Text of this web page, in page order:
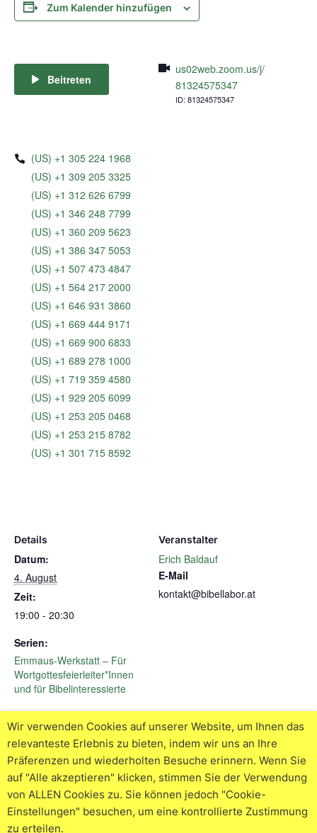
Zum Kalender hinzufügen
Beitreten
us02web.zoom.us/j/
81324575347
ID: 81324575347
(US) +1 305 224 1968
(US) +1 309 205 3325
(US) +1 312 626 6799
(US) +1 346 248 7799
(US) +1 360 209 5623
(US) +1 386 347 5053
(US) +1 507 473 4847
(US) +1 564 217 2000
(US) +1 646 931 3860
(US) +1 669 444 9171
(US) +1 669 900 6833
(US) +1 689 278 1000
(US) +1 719 359 4580
(US) +1 929 205 6099
(US) +1 253 205 0468
(US) +1 253 215 8782
(US) +1 301 715 8592
Details
Datum:
4. August
Zeit:
19:00 - 20:30
Serien:
Emmaus-Werkstatt – Für
Wortgottesfeierleiter*Innen
und für Bibelinteressierte
Veranstalter
Erich Baldauf
E-Mail
kontakt@bibellabor.at
Emmaus-Werkstatt – Für
Wortgottesfeierleiter*Innen und
für Bibelinteressierte
Biblische Treffen – Ein Mensch
wächst-die Erzählung des
ägyptischen Josef
Wir verwenden Cookies auf unserer Website, um Ihnen das
relevanteste Erlebnis zu bieten, indem wir uns an Ihre
Präferenzen und wiederholten Besuche erinnern. Wenn Sie
auf "Alle akzeptieren" klicken, stimmen Sie der Verwendung
von ALLEN Cookies zu. Sie können jedoch "Cookie-
Einstellungen" besuchen, um eine kontrollierte Zustimmung
zu erteilen.